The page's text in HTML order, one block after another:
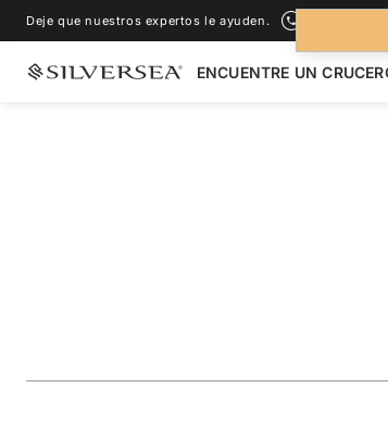
Deje que nuestros expertos le ayuden.
ENCUENTRE UN